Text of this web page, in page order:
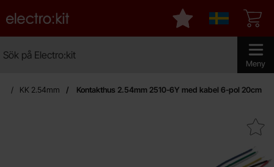
Meny
Startsidan för Electro:kit
Sverige
Mina favoriter
KK 2.54mm Kontakthus 2.54mm 2510-6Y med kabel 6-pol 20cm
Makera kontakthus 2.54mm 2510-6Y